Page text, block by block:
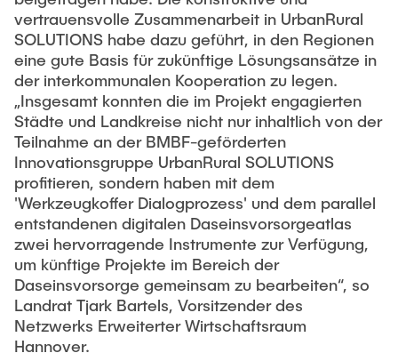
vertrauensvolle Zusammenarbeit in UrbanRural
SOLUTIONS habe dazu geführt, in den Regionen
eine gute Basis für zukünftige Lösungsansätze in
der interkommunalen Kooperation zu legen.
„Insgesamt konnten die im Projekt engagierten
Städte und Landkreise nicht nur inhaltlich von der
Teilnahme an der BMBF-geförderten
Innovationsgruppe UrbanRural SOLUTIONS
profitieren, sondern haben mit dem
'Werkzeugkoffer Dialogprozess' und dem parallel
entstandenen digitalen Daseinsvorsorgeatlas
zwei hervorragende Instrumente zur Verfügung,
um künftige Projekte im Bereich der
Daseinsvorsorge gemeinsam zu bearbeiten“, so
Landrat Tjark Bartels, Vorsitzender des
Netzwerks Erweiterter Wirtschaftsraum
Hannover.